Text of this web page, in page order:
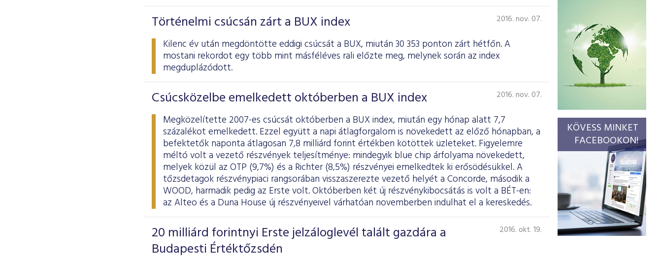
Történelmi csúcsán zárt a BUX index 2016. nov. 07.
Kilenc év után megdöntötte eddigi csúcsát a BUX, miután 30 353 ponton zárt hétfőn. A
mostani rekordot egy több mint másféléves rali előzte meg, melynek során az index
megduplázódott.
Csúcsközelbe emelkedett októberben a BUX index 2016. nov. 07.
Megközelítette 2007-es csúcsát októberben a BUX index, miután egy hónap alatt 7,7
százalékot emelkedett. Ezzel együtt a napi átlagforgalom is növekedett az előző hónapban, a
befektetők naponta átlagosan 7,8 milliárd forint értékben kötöttek üzleteket. Figyelemre
méltó volt a vezető részvények teljesítménye: mindegyik blue chip árfolyama növekedett,
melyek közül az OTP (9,7%) és a Richter (8,5%) részvényei emelkedtek ki erősödésükkel. A
tőzsdetagok részvénypiaci rangsorában visszaszerezte vezető helyét a Concorde, második a
WOOD, harmadik pedig az Erste volt. Októberben két új részvénykibocsátás is volt a BÉT-en:
az Alteo és a Duna House új részvényeivel várhatóan novemberben indulhat el a kereskedés.
20 milliárd forintnyi Erste jelzáloglevél talált gazdára a
Budapesti Értéktőzsdén
2016. okt. 19.
KÖVESS MINKET
FACEBOOKON!